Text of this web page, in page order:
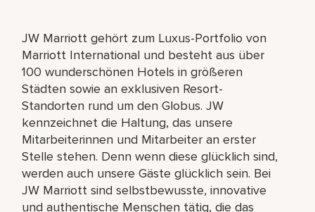
JW Marriott gehört zum Luxus-Portfolio von
Marriott International und besteht aus über
100 wunderschönen Hotels in größeren
Städten sowie an exklusiven Resort-
Standorten rund um den Globus. JW
kennzeichnet die Haltung, das unsere
Mitarbeiterinnen und Mitarbeiter an erster
Stelle stehen. Denn wenn diese glücklich sind,
werden auch unsere Gäste glücklich sein. Bei
JW Marriott sind selbstbewusste, innovative
und authentische Menschen tätig, die das